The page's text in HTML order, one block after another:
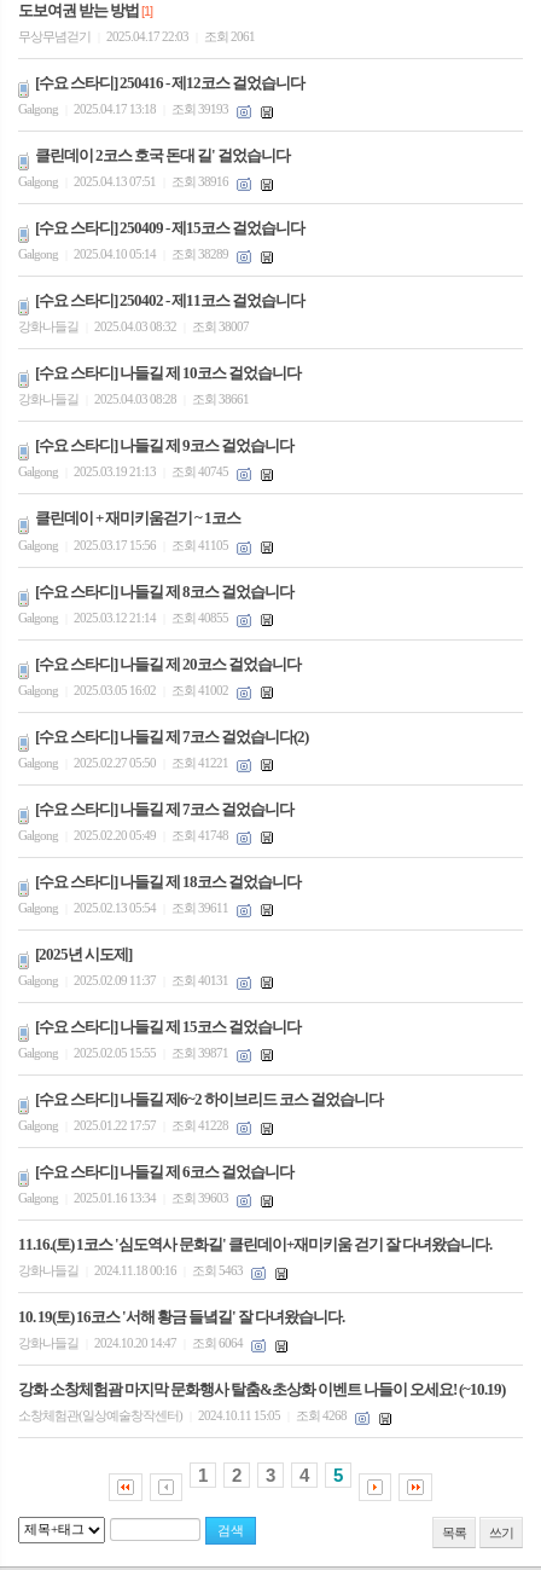
도보여권 받는 방법 [1]
무상무념걷기
2025.04.17 22:03 조회 2061
[수요 스타디] 250416 - 제12코스 걸었습니다
Galgong 2025.04.17 13:18 조회 39193
클린데이 2코스 호국 돈대 길' 걸었습니다
Galgong 2025.04.13 07:51 조회 38916
[수요 스타디] 250409 - 제15코스 걸었습니다
Galgong 2025.04.10 05:14 조회 38289
[수요 스타디] 250402 - 제11코스 걸었습니다
강화나들길 2025.04.03 08:32 조회 38007
[수요 스타디] 나들길 제 10코스 걸었습니다
강화나들길 2025.04.03 08:28 조회 38661
[수요 스타디] 나들길 제 9코스 걸었습니다
Galgong 2025.03.19 21:13 조회 40745
클린데이 + 재미키움걷기 ~ 1코스
Galgong 2025.03.17 15:56 조회 41105
[수요 스타디] 나들길 제 8코스 걸었습니다
Galgong 2025.03.12 21:14 조회 40855
[수요 스타디] 나들길 제 20코스 걸었습니다
Galgong 2025.03.05 16:02 조회 41002
[수요 스타디] 나들길 제 7코스 걸었습니다(2)
Galgong 2025.02.27 05:50 조회 41221
[수요 스타디] 나들길 제 7코스 걸었습니다
Galgong 2025.02.20 05:49 조회 41748
[수요 스타디] 나들길 제 18코스 걸었습니다
Galgong 2025.02.13 05:54 조회 39611
[2025년 시도제]
Galgong 2025.02.09 11:37 조회 40131
[수요 스타디] 나들길 제 15코스 걸었습니다
Galgong 2025.02.05 15:55 조회 39871
[수요 스타디] 나들길 제6~2 하이브리드 코스 걸었습니다
Galgong 2025.01.22 17:57 조회 41228
[수요 스타디] 나들길 제 6코스 걸었습니다
Galgong 2025.01.16 13:34 조회 39603
11.16.(토) 1코스 '심도역사 문화길' 클린데이+재미키움 걷기 잘 다녀왔습니다.
강화나들길 2024.11.18 00:16 조회 5463
10. 19(토) 16코스 '서해 황금 들녘길' 잘 다녀왔습니다.
강화나들길 2024.10.20 14:47 조회 6064
강화 소창체험괌 마지막 문화행사 탈춤&초상화 이벤트 나들이 오세요! (~10.19)
소창체험관(일상예술창작센터) 2024.10.11 15:05 조회 4268
1 2 3 4 5
목록 쓰기